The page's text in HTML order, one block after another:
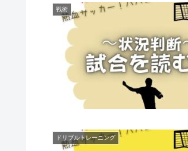
戦術
ドリブルトレーニング